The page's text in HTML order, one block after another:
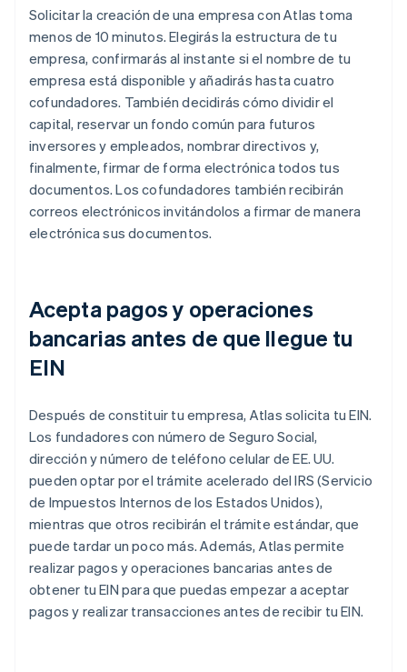
Solicitar la creación de una empresa con Atlas toma
menos de 10 minutos. Elegirás la estructura de tu
empresa, confirmarás al instante si el nombre de tu
empresa está disponible y añadirás hasta cuatro
cofundadores. También decidirás cómo dividir el
capital, reservar un fondo común para futuros
inversores y empleados, nombrar directivos y,
finalmente, firmar de forma electrónica todos tus
documentos. Los cofundadores también recibirán
correos electrónicos invitándolos a firmar de manera
electrónica sus documentos.
Acepta pagos y operaciones
bancarias antes de que llegue tu
EIN
Después de constituir tu empresa, Atlas solicita tu EIN.
Los fundadores con número de Seguro Social,
dirección y número de teléfono celular de EE. UU.
pueden optar por el trámite acelerado del IRS (Servicio
de Impuestos Internos de los Estados Unidos),
mientras que otros recibirán el trámite estándar, que
puede tardar un poco más. Además, Atlas permite
realizar pagos y operaciones bancarias antes de
obtener tu EIN para que puedas empezar a aceptar
pagos y realizar transacciones antes de recibir tu EIN.